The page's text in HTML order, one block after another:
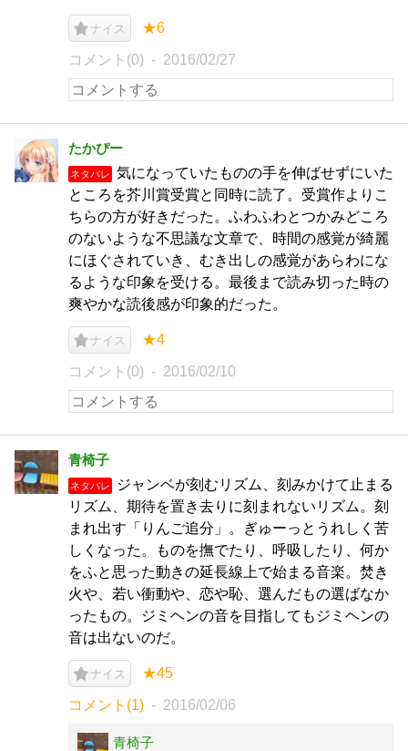
ナイス ★6
コメント(0) 2016/02/27
たかぴー
ネタバレ
気になっていたものの手を伸ばせずにいた
ところを芥川賞受賞と同時に読了。受賞作よりこ
ちらの方が好きだった。ふわふわとつかみどころ
のないような不思議な文章で、時間の感覚が綺麗
にほぐされていき、むき出しの感覚があらわにな
るような印象を受ける。最後まで読み切った時の
爽やかな読後感が印象的だった。
ナイス ★4
コメント(0) 2016/02/10
青椅子
ネタバレ
ジャンベが刻むリズム、刻みかけて止まる
リズム、期待を置き去りに刻まれないリズム。刻
まれ出す「りんご追分」。ぎゅーっとうれしく苦
しくなった。ものを撫でたり、呼吸したり、何か
をふと思った動きの延長線上で始まる音楽。焚き
火や、若い衝動や、恋や恥、選んだもの選ばなか
ったもの。ジミヘンの音を目指してもジミヘンの
音は出ないのだ。
ナイス ★45
コメント(1) 2016/02/06
青椅子